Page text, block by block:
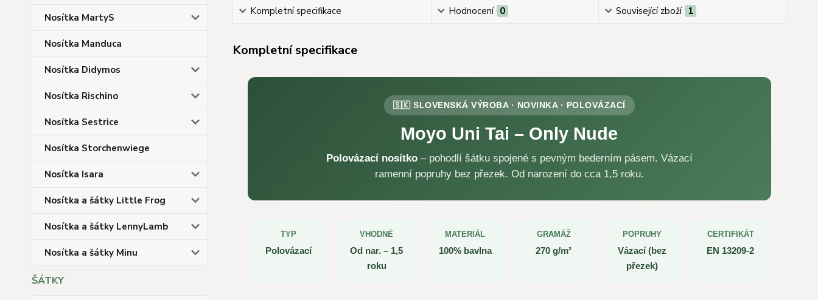
Nosítka MartyS
Nosítka Manduca
Nosítka Didymos
Nosítka Rischino
Nosítka Sestrice
Nosítka Storchenwiege
Nosítka Isara
Nosítka a šátky Little Frog
Nosítka a šátky LennyLamb
Nosítka a šátky Minu
ŠÁTKY
Kompletní specifikace Hodnocení 0 Související zboží 1
Kompletní specifikace
🇸🇰 SLOVENSKÁ VÝROBA · NOVINKA · POLOVÁZACÍ
Moyo Uni Tai – Only Nude
Polovázací nosítko– pohodlí šátku spojené s pevným bederním pásem. Vázací
ramenní popruhy bez přezek. Od narození do cca 1,5 roku.
TYP
Polovázací
VHODNÉ
Od nar. – 1,5
roku
MATERIÁL
100% bavlna
GRAMÁŽ
270 g/m²
POPRUHY
Vázací (bez
přezek)
CERTIFIKÁT
EN 13209-2